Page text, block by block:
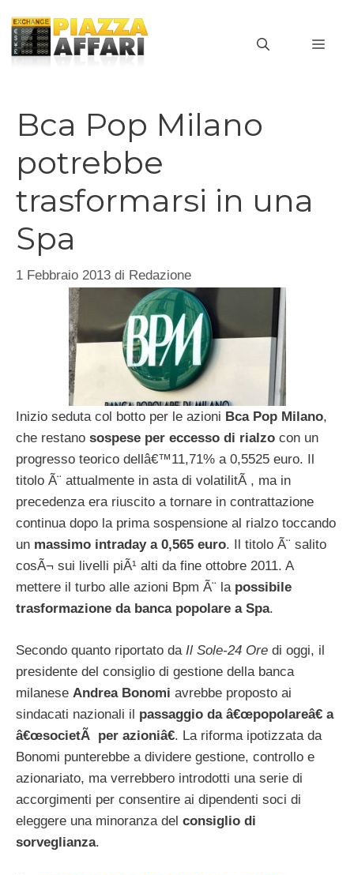
contenuto
Bca Pop Milano
potrebbe
trasformarsi in una
Spa
1 Febbraio 2013 di Redazione
Inizio seduta col botto per le azioni Bca Pop Milano,
che restano sospese per eccesso di rialzo con un
progresso teorico dellâ€™11,71% a 0,5525 euro. Il
titolo Ã¨ attualmente in asta di volatilitÃ , ma in
precedenza era riuscito a tornare in contrattazione
continua dopo la prima sospensione al rialzo toccando
un massimo intraday a 0,565 euro. Il titolo Ã¨ salito
cosÃ¬ sui livelli piÃ¹ alti da fine ottobre 2011. A
mettere il turbo alle azioni Bpm Ã¨ la possibile
trasformazione da banca popolare a Spa.
Secondo quanto riportato da Il Sole-24 Ore di oggi, il
presidente del consiglio di gestione della banca
milanese Andrea Bonomi avrebbe proposto ai
sindacati nazionali il passaggio da â€œpopolareâ€ a
â€œsocietÃ per azioniâ€. La riforma ipotizzata da
Bonomi punterebbe a dividere gestione, controllo e
azionariato, ma verrebbero introdotti una serie di
accorgimenti per consentire ai dipendenti soci di
eleggere una minoranza del consiglio di
sorveglianza.